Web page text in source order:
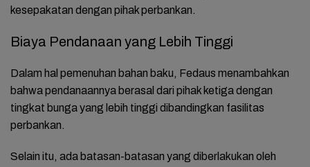
kesepakatan dengan pihak perbankan.
Biaya Pendanaan yang Lebih Tinggi
Dalam hal pemenuhan bahan baku, Fedaus menambahkan
bahwa pendanaannya berasal dari pihak ketiga dengan
tingkat bunga yang lebih tinggi dibandingkan fasilitas
perbankan.
Selain itu, ada batasan-batasan yang diberlakukan oleh